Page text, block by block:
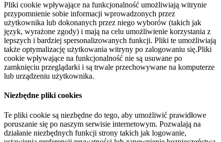
Pliki cookie wpływające na funkcjonalność umożliwiają witrynie
przypomnienie sobie informacji wprowadzonych przez
użytkownika lub dokonanych przez niego wyborów (takich jak
język, wyrażone zgody) i mają na celu umożliwienie korzystania z
lepszych i bardziej spersonalizowanych funkcji. Pliki te umożliwiają
także optymalizację użytkowania witryny po zalogowaniu się.Pliki
cookie wpływające na funkcjonalność nie są usuwane po
zamknięciu przeglądarki i są trwale przechowywane na komputerze
lub urządzeniu użytkownika.
Niezbędne pliki cookies
Te pliki cookie są niezbędne do tego, aby umożliwić prawidłowe
poruszanie się po naszym serwisie internetowym. Pozwalają na
działanie niezbędnych funkcji strony takich jak logowanie,